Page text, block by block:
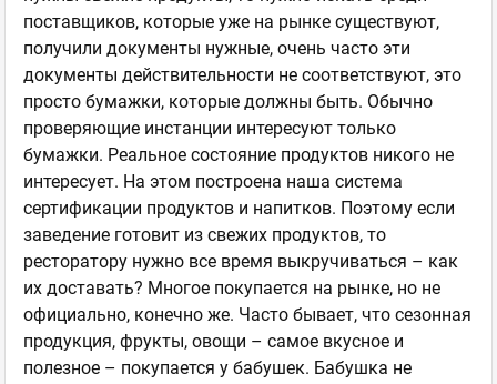
поставщиков, которые уже на рынке существуют,
получили документы нужные, очень часто эти
документы действительности не соответствуют, это
просто бумажки, которые должны быть. Обычно
проверяющие инстанции интересуют только
бумажки. Реальное состояние продуктов никого не
интересует. На этом построена наша система
сертификации продуктов и напитков. Поэтому если
заведение готовит из свежих продуктов, то
ресторатору нужно все время выкручиваться – как
их доставать? Многое покупается на рынке, но не
официально, конечно же. Часто бывает, что сезонная
продукция, фрукты, овощи – самое вкусное и
полезное – покупается у бабушек. Бабушка не